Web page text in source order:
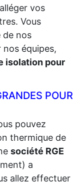
vos
Vous
de nos
équipes,
isolation pour
POUR
pouvez
thermique de
société RGE
a
allez effectuer